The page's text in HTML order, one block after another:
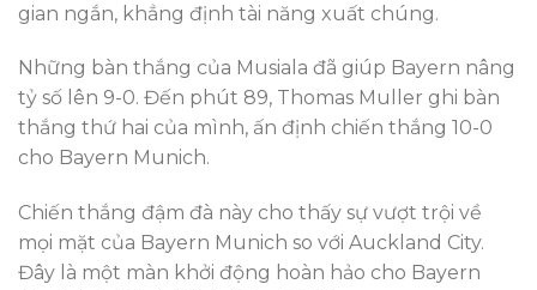
gian ngắn, khẳng định tài năng xuất chúng.
Những bàn thắng của Musiala đã giúp Bayern nâng
tỷ số lên 9-0. Đến phút 89, Thomas Muller ghi bàn
thắng thứ hai của mình, ấn định chiến thắng 10-0
cho Bayern Munich.
Chiến thắng đậm đà này cho thấy sự vượt trội về
mọi mặt của Bayern Munich so với Auckland City.
Đây là một màn khởi động hoàn hảo cho Bayern